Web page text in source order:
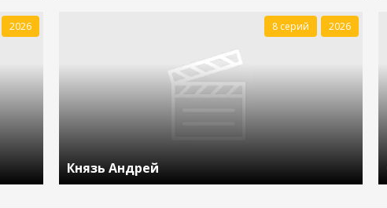
2026
Князь Андрей
8 серий 2026